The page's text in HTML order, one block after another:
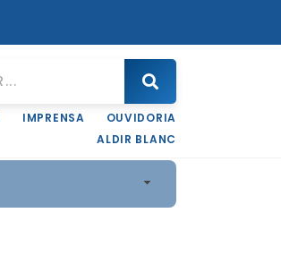
IMPRENSA
OUVIDORIA
ALDIR BLANC